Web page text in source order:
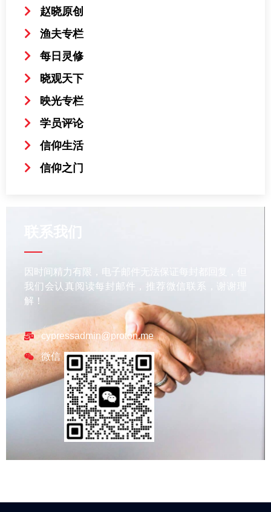
赵晓原创
渔夫专栏
每日灵修
晓观天下
映光专栏
学员评论
信仰生活
信仰之门
因时间精力有限，电子邮件无法保证每封都回复，但
我们会认真阅读每封邮件，推荐微信联系，谢谢理
解！
cypressadmin@proton.me
微信